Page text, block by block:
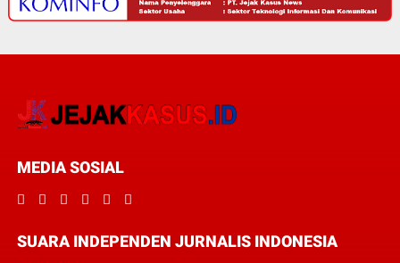
MEDIA SOSIAL
SUARA INDEPENDEN JURNALIS INDONESIA